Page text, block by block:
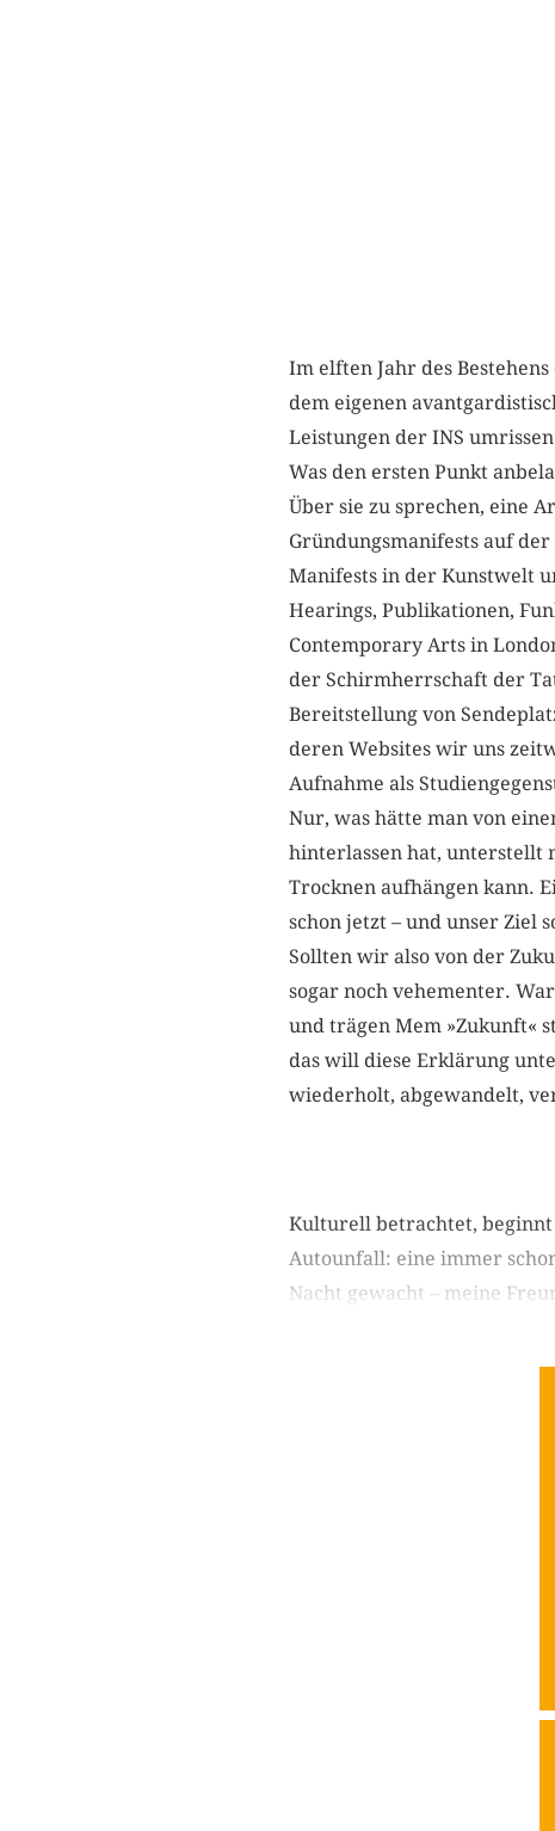
Im elften Jahr des
dem eigenen
Leistungen der INS
Was den ersten Punkt
Über sie zu sprechen, eine
Gründungsmanifests auf
Manifests in der Kunstwelt
Hearings, Publikationen,
Contemporary Arts in
der Schirmherrschaft der
Bereitstellung von
deren Websites wir uns
Aufnahme als
Nur, was hätte man von
hinterlassen hat, unterstellt
Trocknen aufhängen kann.
schon jetzt – und unser Ziel
Sollten wir also von der
sogar noch vehementer.
und trägen Mem »Zukunft«
das will diese Erklärung
wiederholt, abgewandelt,
Kulturell betrachtet,
Autounfall: eine immer
Nacht gewacht – meine